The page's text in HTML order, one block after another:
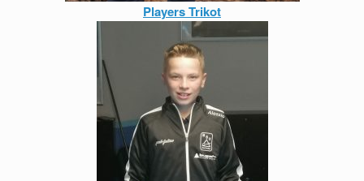
Players Trikot